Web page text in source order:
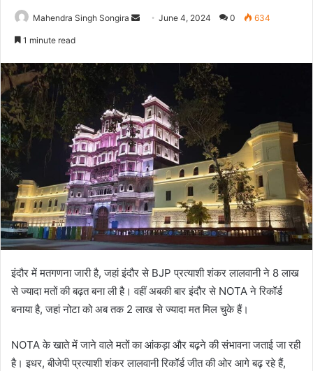
Mahendra Singh Songira
Send June 4, 2024 0 634
1 minute read
इंदौर में मतगणना जारी है, जहां इंदौर से BJP प्रत्याशी शंकर लालवानी ने 8 लाख
से ज्यादा मतों की बढ़त बना ली है। वहीं अबकी बार इंदौर से NOTA ने रिकॉर्ड
बनाया है, जहां नोटा को अब तक 2 लाख से ज्यादा मत मिल चुके हैं।
NOTA के खाते में जाने वाले मतों का आंकड़ा और बढ़ने की संभावना जताई जा रही
है। इधर, बीजेपी प्रत्याशी शंकर लालवानी रिकॉर्ड जीत की ओर आगे बढ़ रहे हैं,